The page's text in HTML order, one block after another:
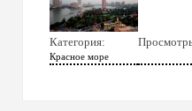
Категория:
Красное море